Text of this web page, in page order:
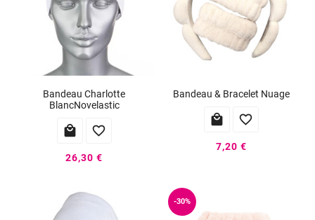
Bandeau Charlotte
BlancNovelastic
 
26,30 €
Bandeau & Bracelet Nuage
 
7,20 €
-30%